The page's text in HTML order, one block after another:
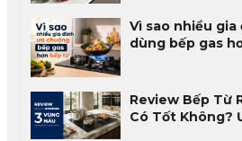
Vì sao nhiều
dùng bếp gas
Review Bếp Từ
Có Tốt Không?